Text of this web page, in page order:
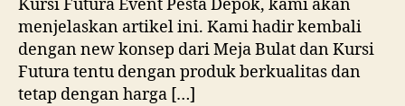
Kursi Futura Event Pesta Depok, kami akan
menjelaskan artikel ini. Kami hadir kembali
dengan new konsep dari Meja Bulat dan Kursi
Futura tentu dengan produk berkualitas dan
tetap dengan harga […]